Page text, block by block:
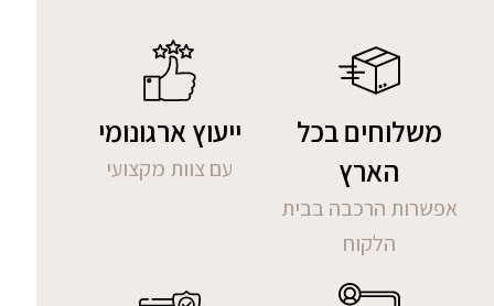
משלוחים בכל
הארץ
אפשרות הרכבה בבית
הלקוח
ייעוץ ארגונומי
עם צוות מקצועי